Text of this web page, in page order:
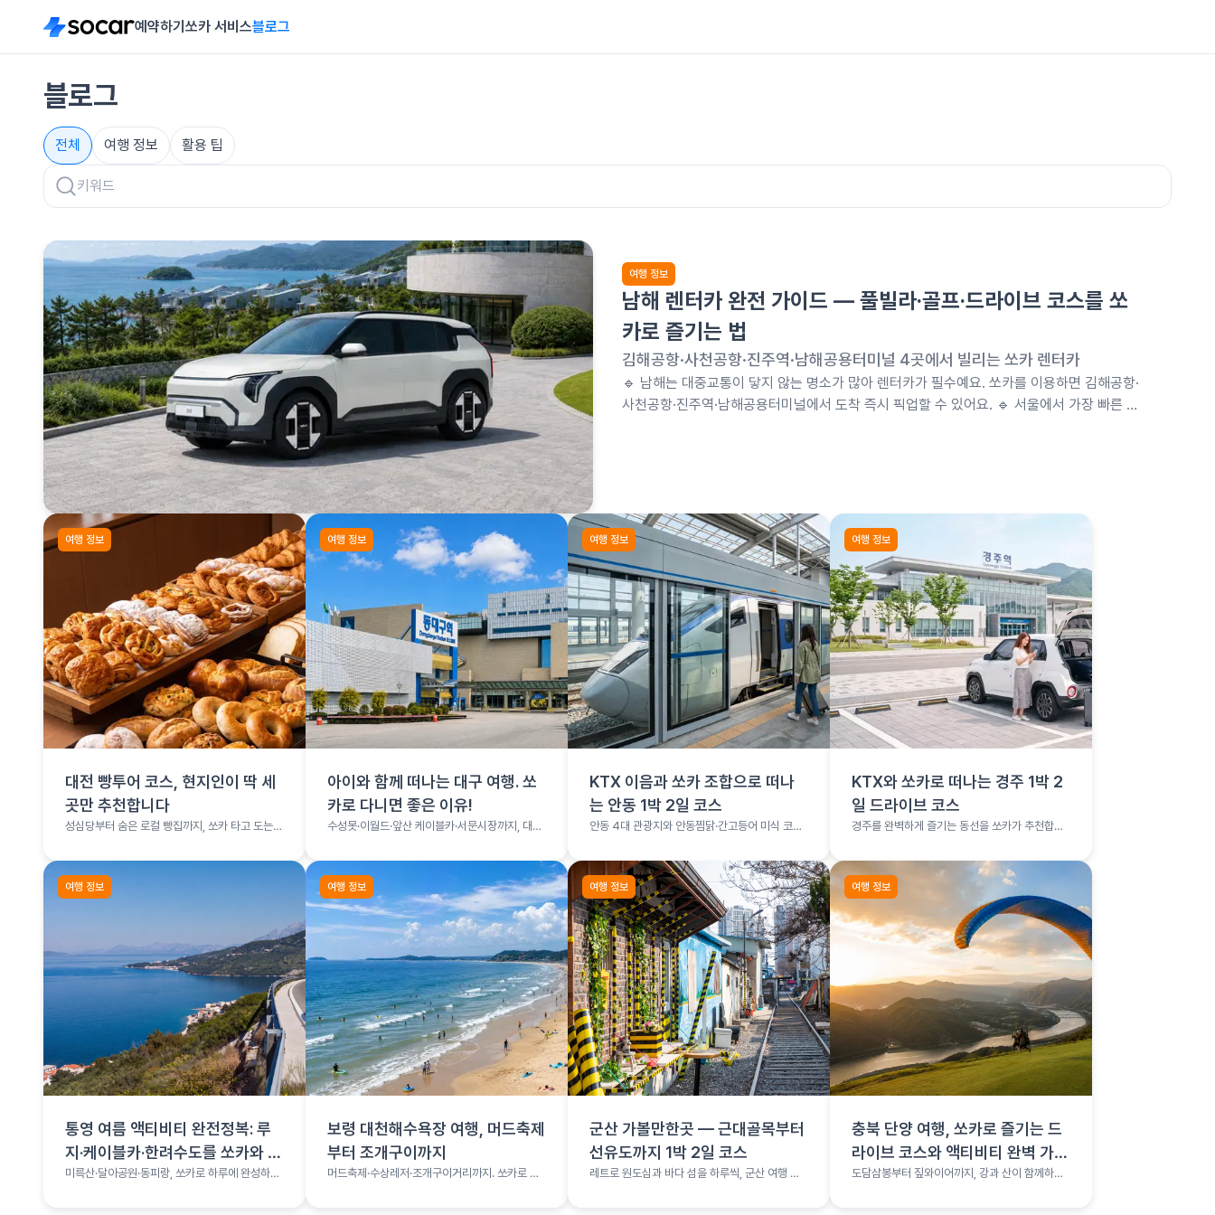
예약하기 쏘카 서비스블로그
블로그
전체 여행 정보 활용 팁
여행 정보
남해 렌터카 완전 가이드 — 풀빌라·골프·드라이브 코스를 쏘
카로 즐기는 법
김해공항·사천공항·진주역·남해공용터미널 4곳에서 빌리는 쏘카 렌터카
🔹 남해는 대중교통이 닿지 않는 명소가 많아 렌터카가 필수예요. 쏘카를 이용하면 김해공항·
사천공항·진주역·남해공용터미널에서 도착 즉시 픽업할 수 있어요. 🔹 서울에서 가장 빠른 조
여행 정보
대전 빵투어 코스, 현지인이 딱 세
곳만 추천합니다
성심당부터 숨은 로컬 빵집까지, 쏘카 타고 도는
여행 정보
아이와 함께 떠나는 대구 여행. 쏘
카로 다니면 좋은 이유!
수성못·이월드·앞산 케이블카·서문시장까지, 대구
여행 정보
KTX 이음과 쏘카 조합으로 떠나
는 안동 1박 2일 코스
안동 4대 관광지와 안동찜닭·간고등어 미식 코스
여행 정보
KTX와 쏘카로 떠나는 경주 1박 2
일 드라이브 코스
경주를 완벽하게 즐기는 동선을 쏘카가 추천합니
여행 정보
통영 여름 액티비티 완전정복: 루
지·케이블카·한려수도를 쏘카와 함
께
미륵산·달아공원·동피랑, 쏘카로 하루에 완성하는
여행 정보
보령 대천해수욕장 여행, 머드축제
부터 조개구이까지
머드축제·수상레저·조개구이거리까지. 쏘카로 떠
여행 정보
군산 가볼만한곳 — 근대골목부터
선유도까지 1박 2일 코스
레트로 원도심과 바다 섬을 하루씩, 군산 여행 총
여행 정보
충북 단양 여행, 쏘카로 즐기는 드
라이브 코스와 액티비티 완벽 가이
드
도담삼봉부터 짚와이어까지, 강과 산이 함께하는